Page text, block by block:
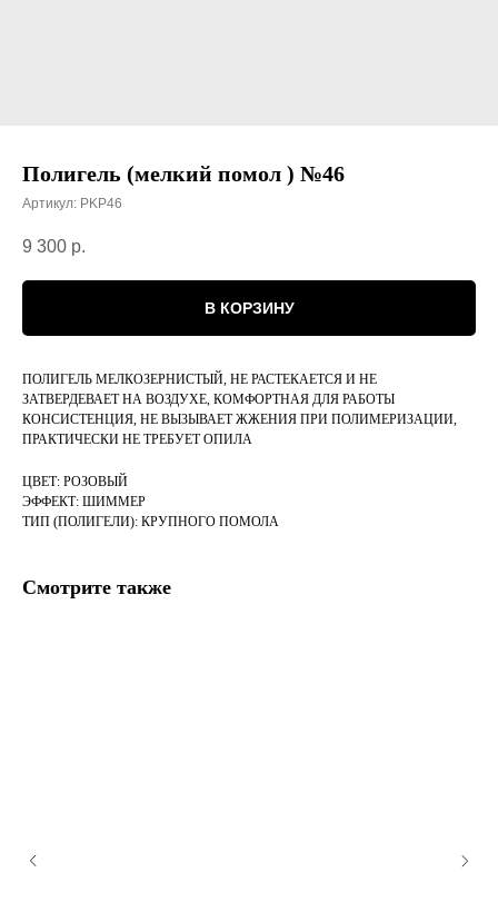
Полигель (мелкий помол ) №46
Артикул: PKP46
9 300 р.
В КОРЗИНУ
ПОЛИГЕЛЬ МЕЛКОЗЕРНИСТЫЙ, НЕ РАСТЕКАЕТСЯ И НЕ
ЗАТВЕРДЕВАЕТ НА ВОЗДУХЕ, КОМФОРТНАЯ ДЛЯ РАБОТЫ
КОНСИСТЕНЦИЯ, НЕ ВЫЗЫВАЕТ ЖЖЕНИЯ ПРИ ПОЛИМЕРИЗАЦИИ,
ПРАКТИЧЕСКИ НЕ ТРЕБУЕТ ОПИЛА
ЦВЕТ: РОЗОВЫЙ
ЭФФЕКТ: ШИММЕР
ТИП (ПОЛИГЕЛИ): КРУПНОГО ПОМОЛА
Смотрите также